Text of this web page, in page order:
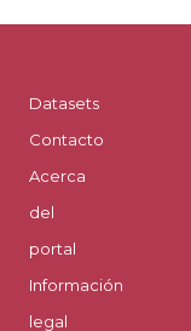
Datasets
Contacto
Acerca
del
portal
Información
legal